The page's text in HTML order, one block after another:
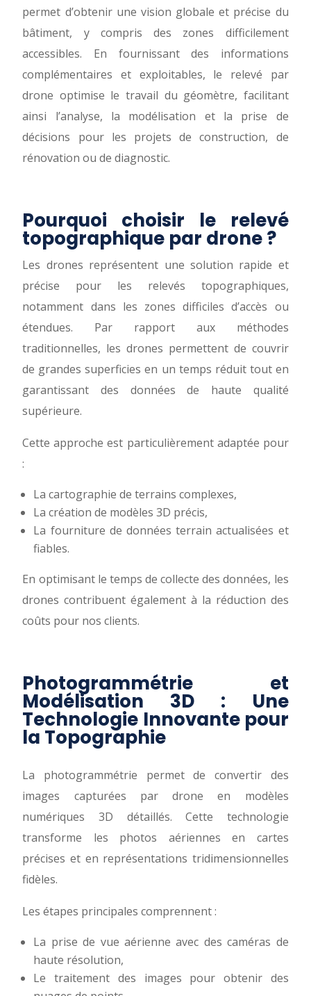
permet d’obtenir une vision globale et précise du
bâtiment, y compris des zones difficilement
accessibles. En fournissant des informations
complémentaires et exploitables, le relevé par
drone optimise le travail du géomètre, facilitant
ainsi l’analyse, la modélisation et la prise de
décisions pour les projets de construction, de
rénovation ou de diagnostic.
Pourquoi choisir le relevé
topographique par drone ?
Les drones représentent une solution rapide et
précise pour les relevés topographiques,
notamment dans les zones difficiles d’accès ou
étendues. Par rapport aux méthodes
traditionnelles, les drones permettent de couvrir
de grandes superficies en un temps réduit tout en
garantissant des données de haute qualité
supérieure.
Cette approche est particulièrement adaptée pour
:
La cartographie de terrains complexes,
La création de modèles 3D précis,
La fourniture de données terrain actualisées et
fiables.
En optimisant le temps de collecte des données, les
drones contribuent également à la réduction des
coûts pour nos clients.
Photogrammétrie et
Modélisation 3D : Une
Technologie Innovante pour
la Topographie
La photogrammétrie permet de convertir des
images capturées par drone en modèles
numériques 3D détaillés. Cette technologie
transforme les photos aériennes en cartes
précises et en représentations tridimensionnelles
fidèles.
Les étapes principales comprennent :
La prise de vue aérienne avec des caméras de
haute résolution,
Le traitement des images pour obtenir des